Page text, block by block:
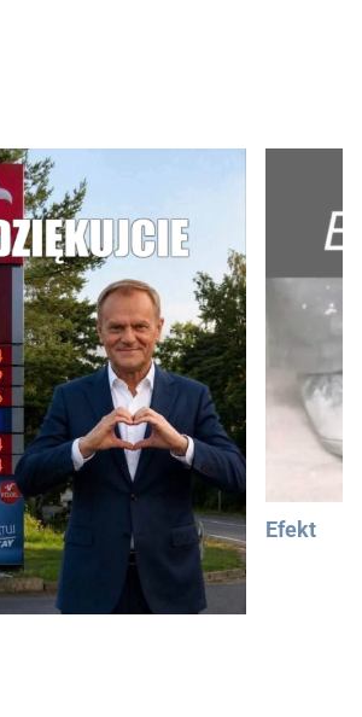
Efekt